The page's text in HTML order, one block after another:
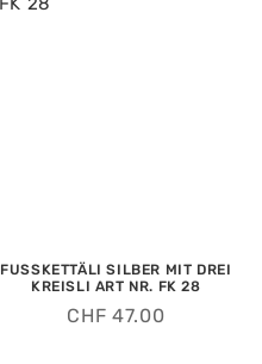
FUSSKETTÄLI SILBER MIT DREI
KREISLI ART NR. FK 28
CHF 47.00